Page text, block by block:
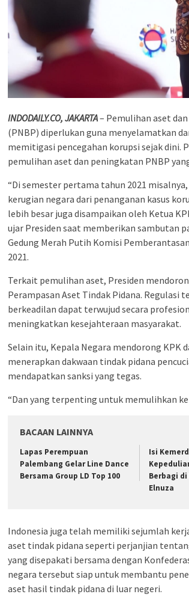
INDODAILY.CO, JAKARTA– Pemulihan aset
(PNBP) diperlukan guna menyelamatkan
memitigasi pencegahan korupsi sejak dini.
pemulihan aset dan peningkatan PNBP
“Di semester pertama tahun 2021
kerugian negara dari penanganan kasus
lebih besar juga disampaikan oleh Ketua
ujar Presiden saat memberikan sambutan
Gedung Merah Putih Komisi
2021.
Terkait pemulihan aset, Presiden
Perampasan Aset Tindak Pidana. Regulasi
berkeadilan dapat terwujud secara
meningkatkan kesejahteraan masyarakat.
Selain itu, Kepala Negara mendorong KPK
menerapkan dakwaan tindak pidana
mendapatkan sanksi yang tegas.
“Dan yang terpenting untuk memulihkan
BACAAN LAINNYA
Lapas Perempuan
Palembang Gelar Line Dance
Bersama Group LD Top 100
Isi
Berbagi
Elnuza
Indonesia juga telah memiliki sejumlah
aset tindak pidana seperti perjanjian
yang disepakati bersama dengan
negara tersebut siap untuk membantu
aset hasil tindak pidana di luar negeri.